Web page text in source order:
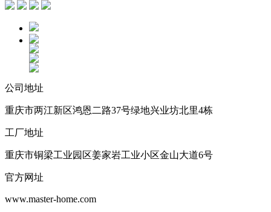
公司地址
重庆市两江新区鸿恩二路37号绿地兴业坊北里4栋
工厂地址
重庆市铜梁工业园区姜家岩工业小区金山大道6号
官方网址
www.master-home.com